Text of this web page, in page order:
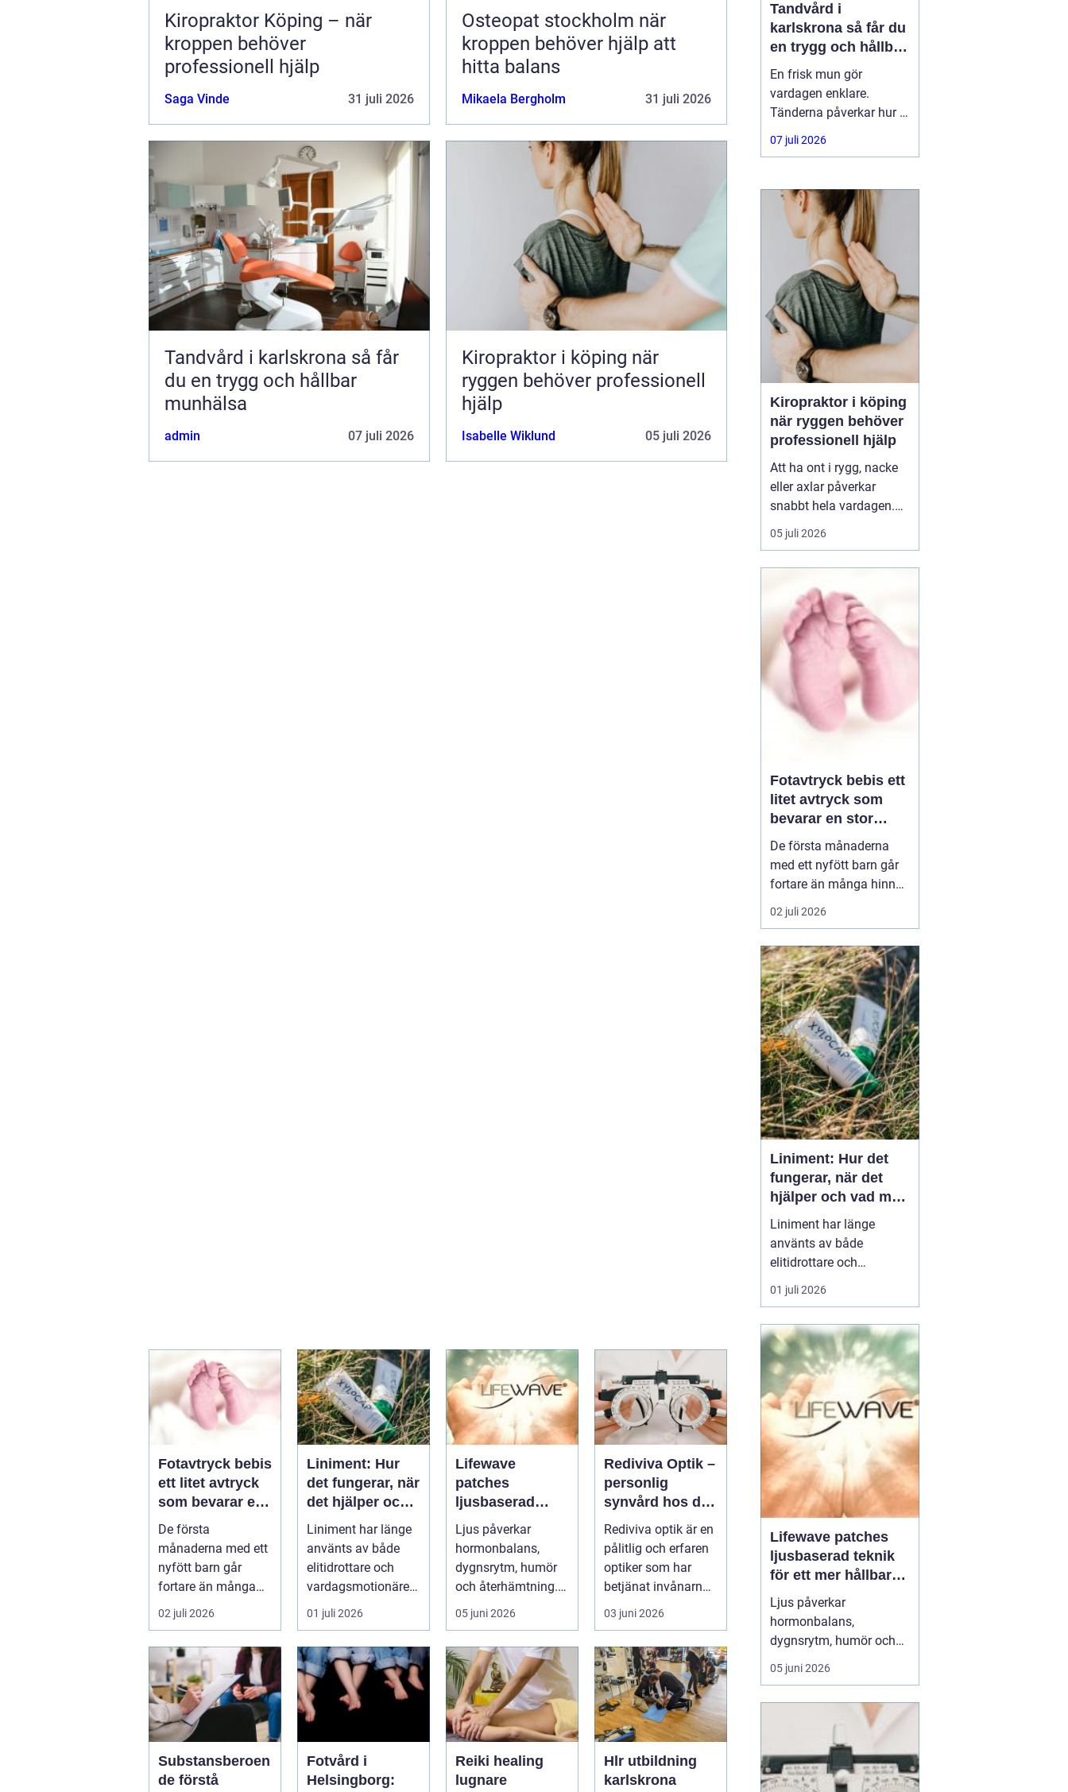
Kiropraktor Köping – när
kroppen behöver
professionell hjälp
Saga Vinde 31 juli 2026
Osteopat stockholm när
kroppen behöver hjälp att
hitta balans
Mikaela Bergholm 31 juli 2026
Tandvård i karlskrona så får
du en trygg och hållbar
munhälsa
admin 07 juli 2026
Kiropraktor i köping när
ryggen behöver professionell
hjälp
Isabelle Wiklund 05 juli 2026
Fotavtryck bebis
ett litet avtryck
som bevarar en
stor stund
De första
månaderna med ett
nyfött barn går
fortare än många
hinner med. Ena
dagen ryms hela
foten i...
02 juli 2026
Liniment: Hur
det fungerar, när
det hjälper och
vad man bör
tänka på
Liniment har länge
använts av både
elitidrottare och
vardagsmotionärer
för...
01 juli 2026
Lifewave
patches
ljusbaserad
teknik för ett
mer hållbart
välbefinnande
Ljus påverkar
hormonbalans,
dygnsrytm, humör
och återhämtning.
Under senare år har
en ny typ av prod...
05 juni 2026
Rediviva Optik –
personlig
synvård hos din
optiker i
Uppsala
Rediviva optik är en
pålitlig och erfaren
optiker som har
betjänat invånarna
i...
03 juni 2026
Substansberoen
de förstå
Fotvård i
Helsingborg:
Reiki healing
lugnare
Hlr utbildning
karlskrona
Tandvård i
karlskrona så får du
en trygg och hållbar
munhälsa
En frisk mun gör
vardagen enklare.
Tänderna påverkar hur vi
äter, hur vi pratar och hur
trygga vi känner oss i
människor sökerefter
tandvård Karlskrona
handlar
07 juli 2026
Kiropraktor i köping
när ryggen behöver
professionell hjälp
Att ha ont i rygg, nacke
eller axlar påverkar
snabbt hela vardagen.
Sömn, arbete, träning
och humör hänger ihop
därför en kiropraktor
Köping när värken inte
längre går över av sig
själv, eller när
återkommand...
05 juli 2026
Fotavtryck bebis ett
litet avtryck som
bevarar en stor
stund
De första månaderna
med ett nyfött barn går
fortare än många hinner
med. Ena dagen ryms
hela foten i handflatan,
redan vuxit ur sina första
pyjamasar.Ett fotavtryck
bebis fångarjust den d...
02 juli 2026
Liniment: Hur det
fungerar, när det
hjälper och vad man
bör tänka på
Liniment har länge
använts av både
elitidrottare och
vardagsmotionärer för
att lindra värk, stelhet
hur fungerar dessa
krämer egentligen, vad
innehåller de och när
passar de b&...
01 juli 2026
Lifewave patches
ljusbaserad teknik
för ett mer hållbart
välbefinnande
Ljus påverkar
hormonbalans,
dygnsrytm, humör och
återhämtning. Under
senare år har en ny typ
gränslandet mellan
egen biologi:Lifewave
patches. De är små
05 juni 2026